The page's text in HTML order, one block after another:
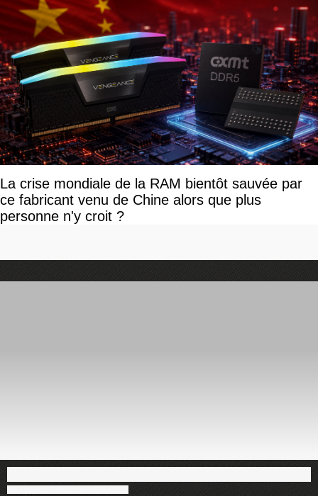
La crise mondiale de la RAM bientôt sauvée par
ce fabricant venu de Chine alors que plus
personne n'y croit ?